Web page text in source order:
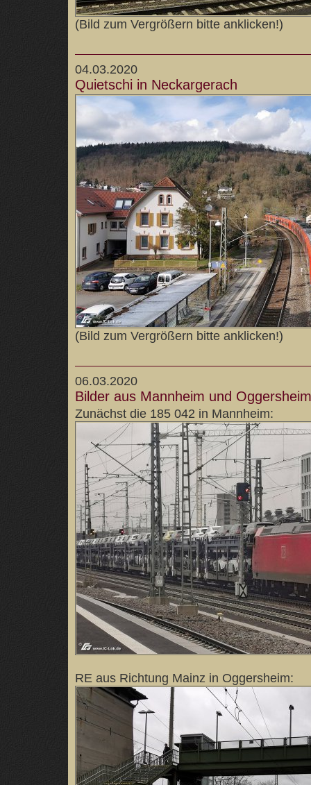
(Bild zum Vergrößern bitte anklicken!)
04.03.2020
Quietschi in Neckargerach
(Bild zum Vergrößern bitte anklicken!)
06.03.2020
Bilder aus Mannheim und Oggersheim
Zunächst die 185 042 in Mannheim:
RE aus Richtung Mainz in Oggersheim: